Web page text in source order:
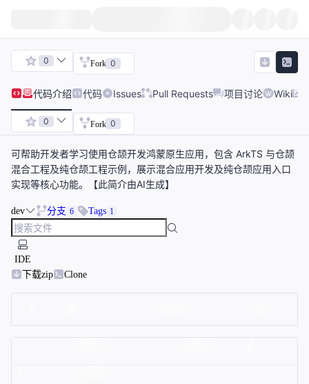
0 Fork 0
代码介绍 代码 Issues Pull Requests 项目讨论 Wiki
0 Fork 0
可帮助开发者学习使用仓颉开发鸿蒙原生应用，包含 ArkTS 与仓颉
混合工程及纯仓颉工程示例，展示混合应用开发及纯仓颉应用入口
实现等核心功能。【此简介由AI生成】
dev 分支 6 Tags 1
IDE
下载zip
Clone